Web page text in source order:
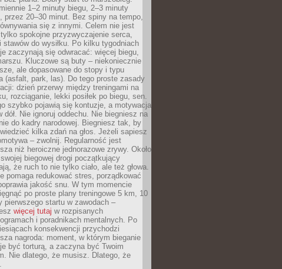
1–2 minuty biegu, 2–3 minuty
przez 20–30 minut. Bez spiny na tempo,
się z innymi. Celem nie jest
spokojne przyzwyczajenie serca,
stawów do wysiłku. Po kilku tygodniach
zaczynają się odwracać: więcej biegu,
Kluczowe są buty – niekoniecznie
ale dopasowane do stopy i typu
(asfalt, park, las). Do tego proste zasady
dzień przerwy między treningami na
rozciąganie, lekki posiłek po biegu, sen.
szybko pojawią się kontuzje, a motywacja
dół. Nie ignoruj oddechu. Nie biegniesz na
do kadry narodowej. Biegniesz tak, by
kilka zdań na głos. Jeżeli sapiesz
– zwolnij. Regularność jest
niż heroiczne jednorazowe zrywy. Około
swojej biegowej drogi początkujący
że ruch to nie tylko ciało, ale też głowa.
pomaga redukować stres, porządkować
jakość snu. W tym momencie
po proste plany treningowe 5 km, 10
pierwszego startu w zawodach –
więcej tutaj w rozpisanych
i poradnikach mentalnych. Po
konsekwencji przychodzi
nagroda: moment, w którym bieganie
być torturą, a zaczyna być Twoim
Nie dlatego, że musisz. Dlatego, że